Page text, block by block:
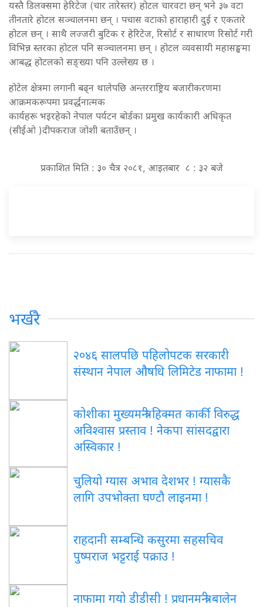
यस्तै डिलक्समा हेरिटेज (चार तारेस्तर) होटल चारवटा छन् भने ३७ वटा
तीनतारे होटल सञ्चालनमा छन् । पचास वटाको हाराहारी दुई र एकतारे
होटल छन् । साथै लज्जरी बुटिक र हेरिटेज, रिसोर्ट र साधारण रिसोर्ट गरी
विभिन्न स्तरका होटल पनि सञ्चालनमा छन् । होटल व्यवसायी महासङ्घमा
आबद्ध होटलको सङ्ख्या पनि उल्लेख्य छ ।
होटेल क्षेत्रमा लगानी बढ्न थालेपछि अन्तरराष्ट्रिय बजारीकरणमा
आक्रमकरूपमा प्रवर्द्धनात्मक
कार्यहरू भइरहेको नेपाल पर्यटन बोर्डका प्रमुख कार्यकारी अधिकृत
(सीईओ )दीपकराज जोशी बताउँछन् ।
प्रकाशित मिति : ३० चैत्र २०८१, आइतबार ८ : ३२ बजे
भर्खरै
२०४६ सालपछि पहिलोपटक सरकारी
संस्थान नेपाल औषधि लिमिटेड नाफामा !
कोशीका मुख्यमन्त्री हिक्मत कार्की विरुद्ध
अविश्वास प्रस्ताव ! नेकपा सांसदद्वारा
अस्विकार !
चुलियो ग्यास अभाव देशभर ! ग्यासकै
लागि उपभोक्ता घण्टौ लाइनमा !
राहदानी सम्बन्धि कसुरमा सहसचिव
पुष्पराज भट्टराई पक्राउ !
नाफामा गयो डीडीसी ! प्रधानमन्त्री बालेन